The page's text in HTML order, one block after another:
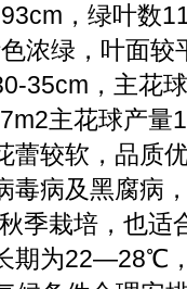
，绿叶数
浓绿，叶面较
35cm，主花
主花球产量
蕾较软，品质
毒病及黑腐病
季栽培，也适
期为22—28℃